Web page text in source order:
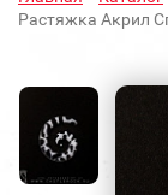
Растяжка Акрил